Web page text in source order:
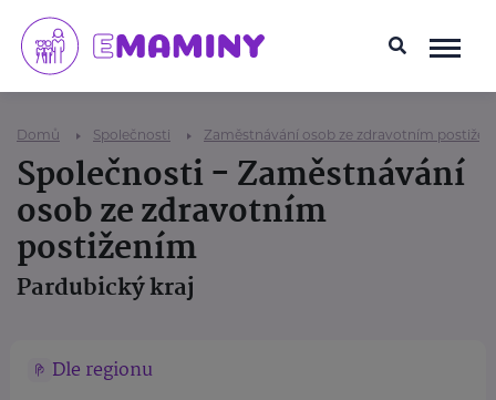
Domů Společnosti Zaměstnávání osob ze zdravotním
Společnosti - Zaměstnávání
osob ze zdravotním
postižením
Pardubický kraj
Dle regionu